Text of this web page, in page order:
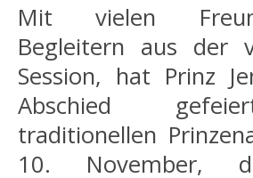
Mit vielen Freunden und
Begleitern aus der
Session, hat Prinz
Abschied
traditionellen
10. November,